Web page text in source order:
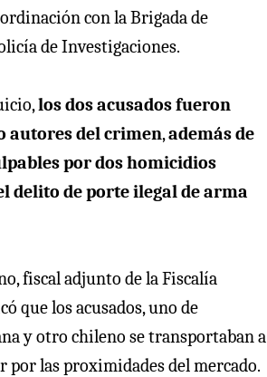
con la Brigada de
de Investigaciones.
los dos acusados fueron
autores del crimen,además de
por dos homicidios
delito de porte ilegal de arma
fiscal adjunto de la Fiscalía
que los acusados, uno de
y otro chileno se transportaban a
por las proximidades del mercado.